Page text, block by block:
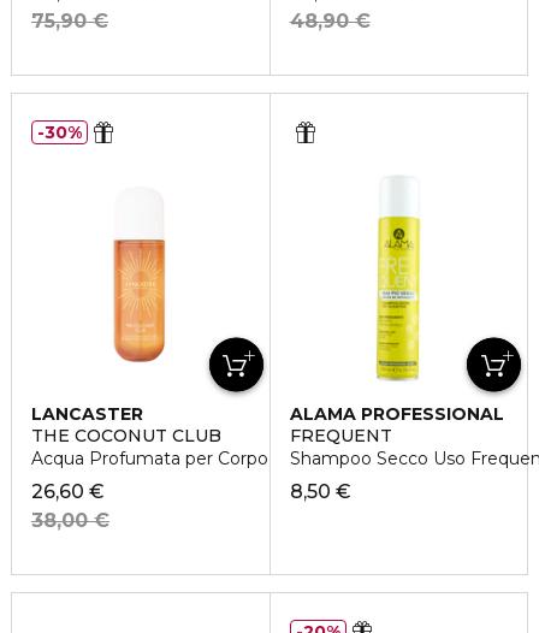
75,90 €
48,90 €
LANCASTER
THE COCONUT CLUB
Acqua Profumata per Corpo e Capelli
26,60 €
38,00 €
30%
ALAMA PROFESSIONAL
FREQUENT
Shampoo Secco Uso
8,50 €